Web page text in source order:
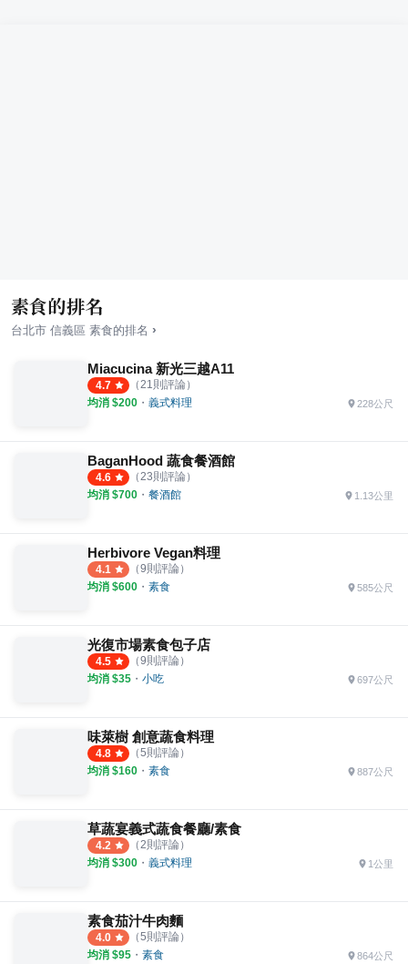
素食的排名
台北市 信義區 素食的排名 ›
Miacucina 新光三越A11
4.7 （21則評論）
均消 $200 ・ 義式料理 228公尺
BaganHood 蔬食餐酒館
4.6 （23則評論）
均消 $700 ・ 餐酒館 1.13公里
Herbivore Vegan料理
4.1 （9則評論）
均消 $600 ・ 素食 585公尺
光復市場素食包子店
4.5 （9則評論）
均消 $35 ・ 小吃 697公尺
味萊樹 創意蔬食料理
4.8 （5則評論）
均消 $160 ・ 素食 887公尺
草蔬宴義式蔬食餐廳/素食
4.2 （2則評論）
均消 $300 ・ 義式料理 1公里
素食茄汁牛肉麵
4.0 （5則評論）
均消 $95 ・ 素食 864公尺